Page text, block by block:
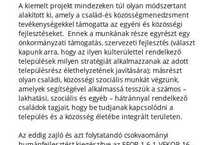
A kiemelt projekt mindezeken túl olyan módszertant
alakított ki, amely a család-és közösségmenedzsment
tevékenységekkel támogatta az egyéni és közösségi
fejlesztéseket. Ennek a munkának része egyrészt egy
önkormányzati támogatás, szervezeti fejlesztés (választ
kapunk arra, hogy az ilyen külterülettel rendelkező
települések milyen stratégiát alkalmazzanak az adott
településrész élethelyzetének javítására); másrészt
olyan családi, közösségi szociális munkát végzünk,
amelyek segítségével alkalmassá tesszük a számos –
lakhatási, szociális és egyéb – hátránnyal rendelkező
családok tagjait, hogy be tudjanak kapcsolódni a
település és a közösség életébe integrált területen.
Az eddig zajló és azt folytatandó csokvaományi